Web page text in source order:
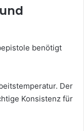
benötigt
Der
Konsistenz für